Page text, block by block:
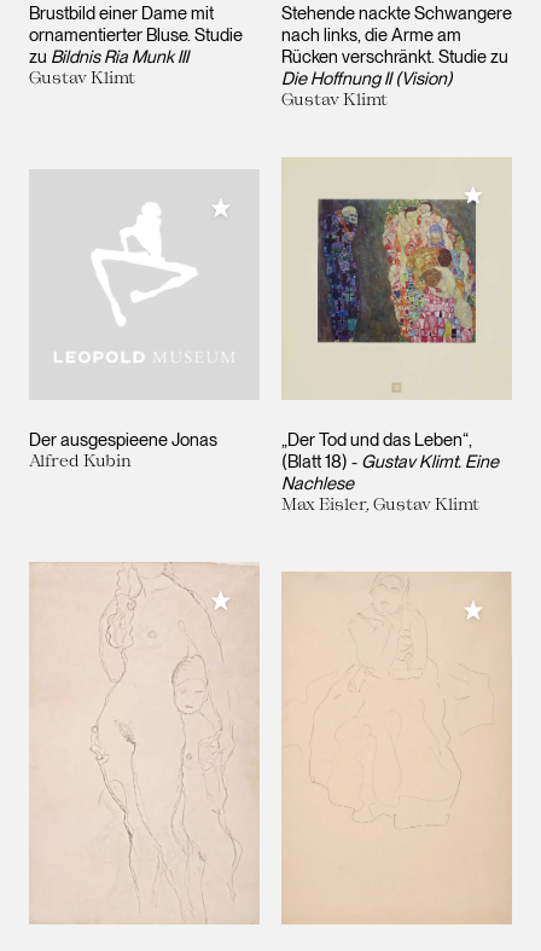
Brustbild einer Dame mit
ornamentierter Bluse. Studie
zu Bildnis Ria Munk III
Gustav Klimt
Stehende nackte Schwangere
nach links, die Arme am
Rücken verschränkt. Studie zu
Die Hoffnung II (Vision)
Gustav Klimt
Der ausgespieene Jonas
Alfred Kubin
Meiner Sammlung hinzufügen
„Der Tod und das Leben“,
(Blatt 18) - Gustav Klimt. Eine
Nachlese
Max Eisler, Gustav Klimt
Meiner
Meiner Sammlung hinzufügen Meiner